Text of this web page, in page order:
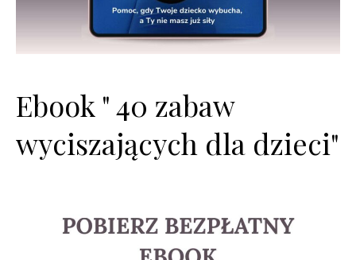
Ebook " 40 zabaw
wyciszających dla dzieci"